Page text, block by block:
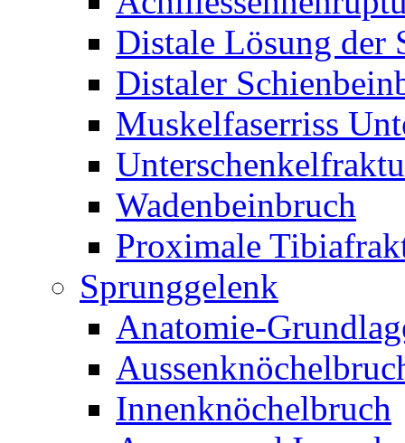
Distale Lösung der
Distaler
Muskelfaserriss
Wadenbeinbruch
Proximale
Sprunggelenk
Anatomie-
Innenknöchelbruch